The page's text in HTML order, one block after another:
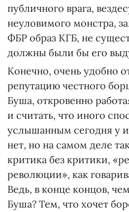
публичного врага,
неуловимого монстра,
ФБР образ КГБ, не
должны были бы его
Конечно, очень удобно
репутацию честного
Буша, откровенно
и считать, что иного
услышанным сегодня у
нет, но на самом деле
критика без критики,
революции», как
Ведь, в конце концов,
Буша? Тем, что хочет